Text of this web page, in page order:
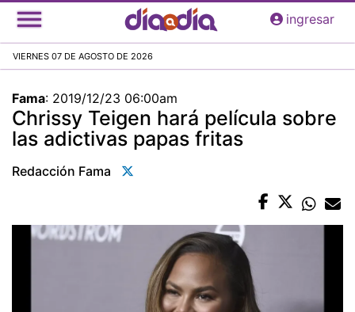
Pasar
al
principal
ingresar
VIERNES 07 DE AGOSTO DE 2026
Fama: 2019/12/23 06:00am
Chrissy Teigen hará película sobre
las adictivas papas fritas
Redacción Fama